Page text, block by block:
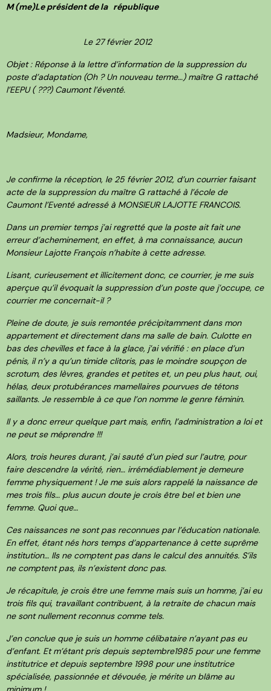
M (me)Le président de la république
Le 27 février 2012
Objet : Réponse à la lettre d’information de la suppression du
poste d’adaptation (Oh ? Un nouveau terme…) maître G rattaché
l’EEPU ( ???) Caumont l’éventé.
Madsieur, Mondame,
Je confirme la réception, le 25 février 2012, d’un courrier faisant
acte de la suppression du maître G rattaché à l’école de
Caumont l’Eventé adressé à MONSIEUR LAJOTTE FRANCOIS.
Dans un premier temps j’ai regretté que la poste ait fait une
erreur d’acheminement, en effet, à ma connaissance, aucun
Monsieur Lajotte François n’habite à cette adresse.
Lisant, curieusement et illicitement donc, ce courrier, je me suis
aperçue qu’il évoquait la suppression d’un poste que j’occupe, ce
courrier me concernait-il ?
Pleine de doute, je suis remontée précipitamment dans mon
appartement et directement dans ma salle de bain. Culotte en
bas des chevilles et face à la glace, j’ai vérifié : en place d’un
pénis, il n’y a qu’un timide clitoris, pas le moindre soupçon de
scrotum, des lèvres, grandes et petites et, un peu plus haut, oui,
hélas, deux protubérances mamellaires pourvues de tétons
saillants. Je ressemble à ce que l’on nomme le genre féminin.
Il y a donc erreur quelque part mais, enfin, l’administration a loi et
ne peut se méprendre !!!
Alors, trois heures durant, j’ai sauté d’un pied sur l’autre, pour
faire descendre la vérité, rien… irrémédiablement je demeure
femme physiquement ! Je me suis alors rappelé la naissance de
mes trois fils… plus aucun doute je crois être bel et bien une
femme. Quoi que…
Ces naissances ne sont pas reconnues par l’éducation nationale.
En effet, étant nés hors temps d’appartenance à cette suprême
institution… Ils ne comptent pas dans le calcul des annuités. S’ils
ne comptent pas, ils n’existent donc pas.
Je récapitule, je crois être une femme mais suis un homme, j’ai eu
trois fils qui, travaillant contribuent, à la retraite de chacun mais
ne sont nullement reconnus comme tels.
J’en conclue que je suis un homme célibataire n’ayant pas eu
d’enfant. Et m’étant pris depuis septembre1985 pour une femme
institutrice et depuis septembre 1998 pour une institutrice
spécialisée, passionnée et dévouée, je mérite un blâme au